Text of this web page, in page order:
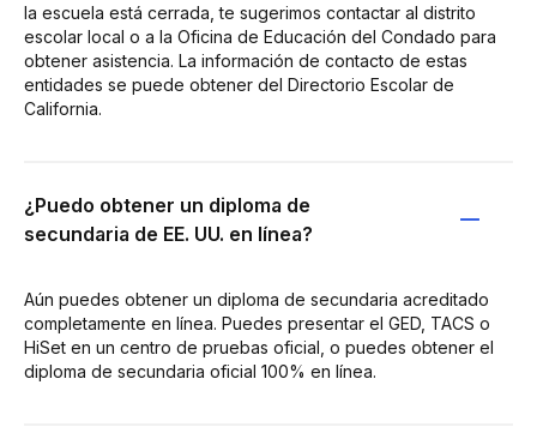
la escuela está cerrada, te sugerimos contactar al distrito
escolar local o a la Oficina de Educación del Condado para
obtener asistencia. La información de contacto de estas
entidades se puede obtener del Directorio Escolar de
California.
¿Puedo obtener un diploma de
secundaria de EE. UU. en línea?
Aún puedes obtener un diploma de secundaria acreditado
completamente en línea. Puedes presentar el GED, TACS o
HiSet en un centro de pruebas oficial, o puedes obtener el
diploma de secundaria oficial 100% en línea.